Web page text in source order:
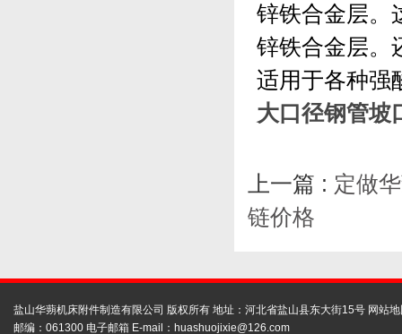
锌铁合金层。
锌铁合金层。
适用于各种强
大口径钢管坡
上一篇 : 定做
链价格
盐山华蒴机床附件制造有限公司 版权所有 地址：河北省盐山县东大街15号 网站
邮编：061300 电子邮箱 E-mail： huashuojixie@126.com